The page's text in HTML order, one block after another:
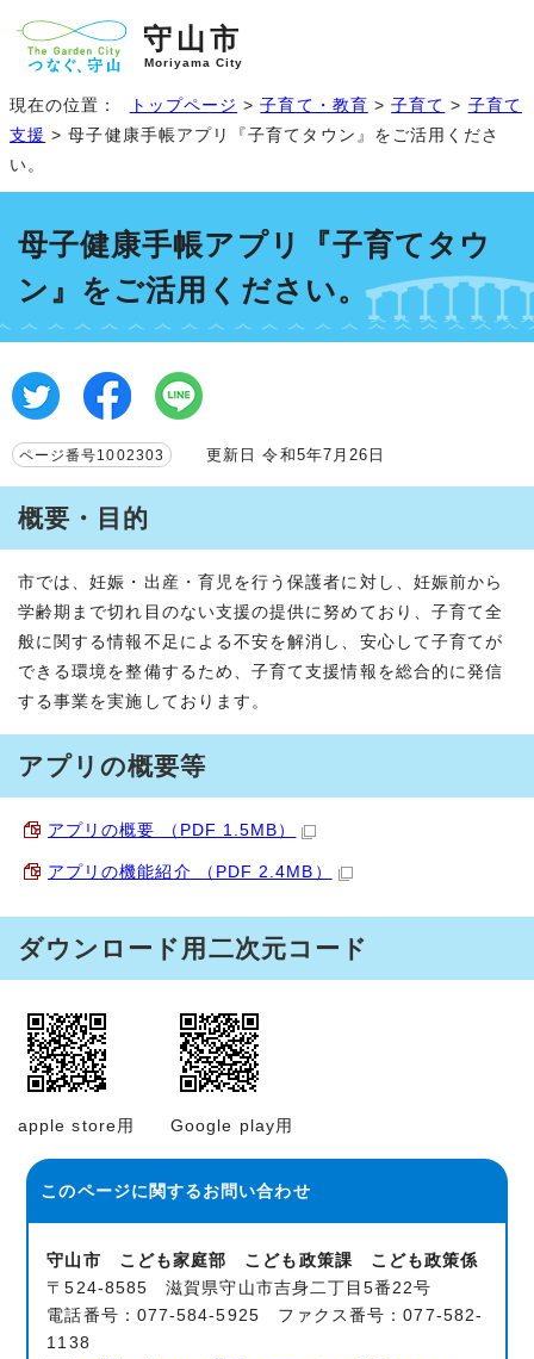
守山市
Moriyama City
現在の位置： トップページ >子育て・教育 >子育て > 子育て
支援 > 母子健康手帳アプリ『子育てタウン』をご活用くださ
い。
母子健康手帳アプリ『子育てタウ
ン』をご活用ください。
ページ番号1002303 更新日 令和5年7月26日
概要・目的
市では、妊娠・出産・育児を行う保護者に対し、妊娠前から
学齢期まで切れ目のない支援の提供に努めており、子育て全
般に関する情報不足による不安を解消し、安心して子育てが
できる環境を整備するため、子育て支援情報を総合的に発信
する事業を実施しております。
アプリの概要等
アプリの概要 （PDF 1.5MB）
アプリの機能紹介 （PDF 2.4MB）
ダウンロード用二次元コード
apple store用 Google play用
このページに関するお問い合わせ
守山市 こども家庭部 こども政策課 こども政策係
〒524-8585 滋賀県守山市吉身二丁目5番22号
電話番号：077-584-5925 ファクス番号：077-582-
1138